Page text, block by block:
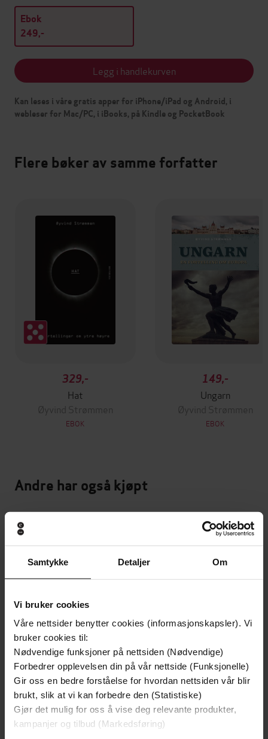
Samtykke Detaljer Om
Vi bruker cookies
Våre nettsider benytter cookies (informasjonskapsler). Vi
bruker cookies til:
Nødvendige funksjoner på nettsiden (Nødvendige)
Forbedrer opplevelsen din på vår nettside (Funksjonelle)
Gir oss en bedre forståelse for hvordan nettsiden vår blir
brukt, slik at vi kan forbedre den (Statistiske)
Gjør det mulig for oss å vise deg relevante produkter,
kampanjer og tilbud (Markedsføring)
Ebok
249,-
Legg i handlekurven
Kan leses i våre gratis apper for iPhone/iPad og Android, i
webleser for Mac/PC, i iBooks, på Kindle og PocketBook
Flere bøker av samme forfatter
329,-
Hat
Øyvind Strømmen
EBOK
149,-
Ungarn
Øyvind Strømmen
EBOK
Andre har også kjøpt
249,-
Sapiens
Yuval Noah Harari
Hvitekrist